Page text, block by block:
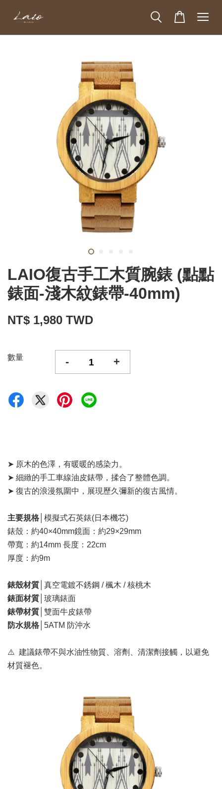
LAIO復古手工木質腕錶 (點點
錶面-淺木紋錶帶-40mm)
NT$ 1,980 TWD
數量 - +
➤ 原木的色澤，有暖暖的感染力。
➤ 細緻的手工車線油皮錶帶，揉合了整體色調。
➤ 復古的浪漫氛圍中，展現歷久彌新的復古風情。
主要規格 │模擬式石英錶(日本機芯)
錶殼：約40×40mm鏡面：約29×29mm
帶寬：約14mm 長度：22cm
厚度：約9m
錶殼材質 │真空電鍍不銹鋼 / 楓木 / 核桃木
錶面材質 │玻璃錶面
錶帶材質 │雙面牛皮錶帶
防水規格 │5ATM 防沖水
⚠️ 建議錶帶不與水油性物質、溶劑、清潔劑接觸，以避免
材質褪色。